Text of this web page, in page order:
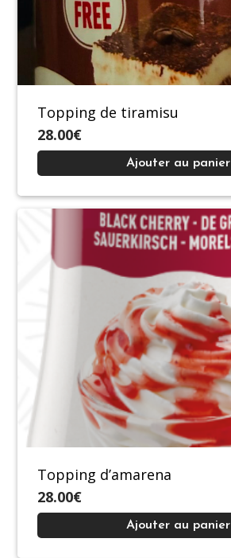
Topping de tiramisu
28.00€
Ajouter au panier
Topping d’amarena
28.00€
Ajouter au panier